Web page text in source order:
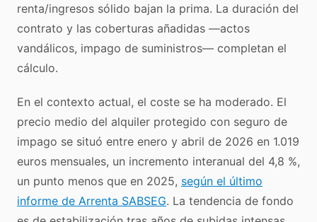
renta/ingresos sólido bajan la prima. La duración del
contrato y las coberturas añadidas —actos
vandálicos, impago de suministros— completan el
cálculo.
En el contexto actual, el coste se ha moderado. El
precio medio del alquiler protegido con seguro de
impago se situó entre enero y abril de 2026 en 1.019
euros mensuales, un incremento interanual del 4,8 %,
un punto menos que en 2025, según el último
informe de Arrenta SABSEG. La tendencia de fondo